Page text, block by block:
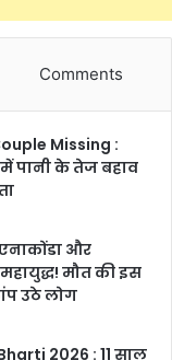
Comments
Missing :
पानी के तेज बहाव
और
मौत की इस
उठे लोग
2026 : 11 साल